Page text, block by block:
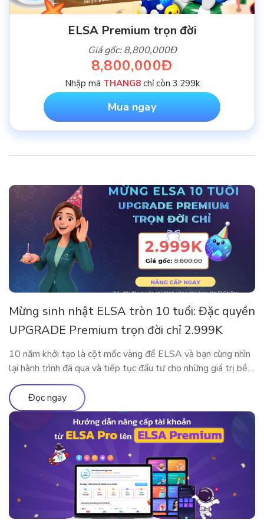
ELSA Premium trọn đời
Giá gốc: 8,800,000Đ
8,800,000Đ
Nhập mã THANG8chỉ còn 3.299k
Mua ngay
Mừng sinh nhật ELSA tròn 10 tuổi: Đặc quyền
UPGRADE Premium trọn đời chỉ 2.999K
10 năm khởi tạo là cột mốc vàng để ELSA và bạn cùng nhìn
lại hành trình đã qua và tiếp tục đầu tư cho những giá trị bền
vững. Nhân dịp kỷ niệm sinh nhật thập kỷ rực rỡ, ELSA
Speak mang đến đặc quyền nâng cấp lớn nhất từ trước đến
nay, dành […]
Đọc ngay